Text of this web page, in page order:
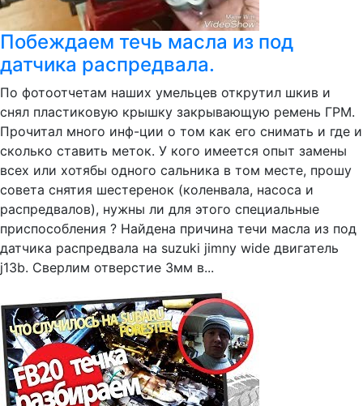
Побеждаем течь масла из под
датчика распредвала.
По фотоотчетам наших умельцев открутил шкив и
снял пластиковую крышку закрывающую ремень ГРМ.
Прочитал много инф-ции о том как его снимать и где и
сколько ставить меток. У кого имеется опыт замены
всех или хотябы одного сальника в том месте, прошу
совета снятия шестеренок (коленвала, насоса и
распредвалов), нужны ли для этого специальные
приспособления ? Найдена причина течи масла из под
датчика распредвала на suzuki jimny wide двигатель
j13b. Сверлим отверстие 3мм в...